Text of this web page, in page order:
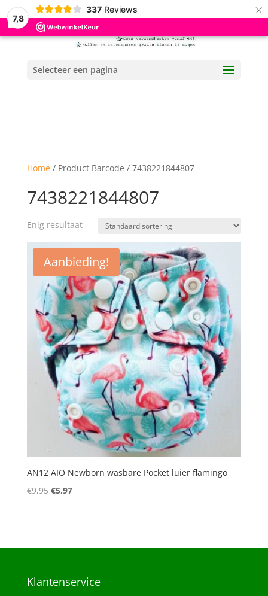
7,8
337 Reviews ×
Selecteer een pagina
Home/ Product Barcode / 7438221844807
7438221844807
Enig resultaat
Aanbieding!
AN12 AIO Newborn wasbare Pocket luier flamingo
€9,95 Oorspronkelijke
€5,97Huidige
Klantenservice